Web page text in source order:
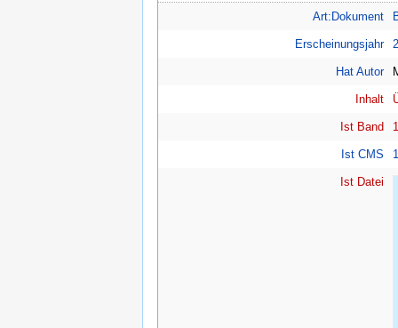
Art:Dokument
Erscheinungsjahr
Hat Autor
Inhalt
Ist Band
Ist CMS
Ist Datei